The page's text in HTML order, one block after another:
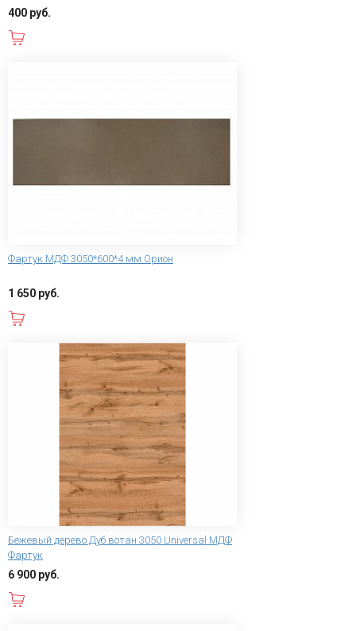
400 руб.
Фартук МДФ 3050*600*4 мм Орион
1 650 руб.
Бежевый дерево Дуб вотан 3050 Universal МДФ
Фартук
6 900 руб.